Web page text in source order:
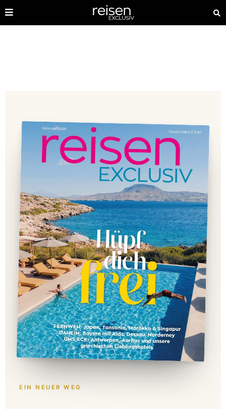
EIN NEUER WEG